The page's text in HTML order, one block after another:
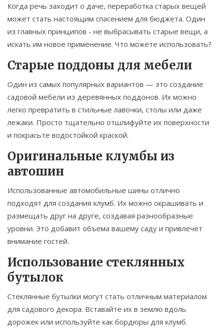
Когда речь заходит о даче, переработка старых вещей
может стать настоящим спасением для бюджета. Один
из главных принципов - не выбрасывать старые вещи, а
искать им новое применение. Что можете использовать?
Старые поддоны для мебели
Один из самых популярных вариантов — это создание
садовой мебели из деревянных поддонов. Их можно
легко превратить в стильные лавочки, столы или даже
лежаки. Просто тщательно отшлифуйте их поверхности
и покрасьте водостойкой краской.
Оригинальные клумбы из
автошин
Использованные автомобильные шины отлично
подходят для создания клумб. Их можно окрашивать и
размещать друг на друге, создавая разнообразные
уровни. Это добавит объема вашему саду и привлечет
внимание гостей.
Использование стеклянных
бутылок
Стеклянные бутылки могут стать отличным материалом
для садового декора. Вставайте их в землю вдоль
дорожек или используйте как бордюры для клумб.